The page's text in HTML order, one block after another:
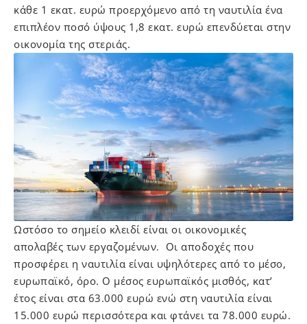
κάθε 1 εκατ. ευρώ προερχόμενο από τη ναυτιλία ένα
επιπλέον ποσό ύψους 1,8 εκατ. ευρώ επενδύεται στην
οικονομία της στεριάς.
Ωστόσο το σημείο κλειδί είναι οι οικονομικές
απολαβές των εργαζομένων. Οι αποδοχές που
προσφέρει η ναυτιλία είναι υψηλότερες από το μέσο,
ευρωπαϊκό, όρο. Ο μέσος ευρωπαϊκός μισθός, κατ’
έτος είναι στα 63.000 ευρώ ενώ στη ναυτιλία είναι
15.000 ευρώ περισσότερα και φτάνει τα 78.000 ευρώ.